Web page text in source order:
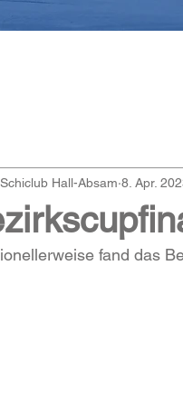
Schiclub Hall-Absam 8. Apr.
fand das